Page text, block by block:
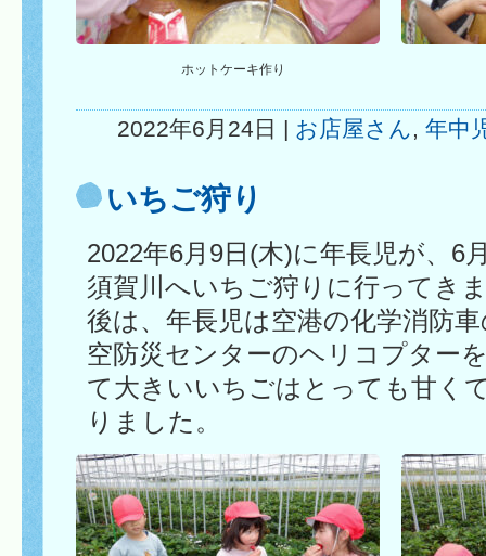
ホットケーキ作り
2022年6月24日 | お店屋さん, 年中
いちご狩り
2022年6月9日(木)に年長児が、6
須賀川へいちご狩りに行ってき
後は、年長児は空港の化学消防
空防災センターのヘリコプター
て大きいいちごはとっても甘く
りました。